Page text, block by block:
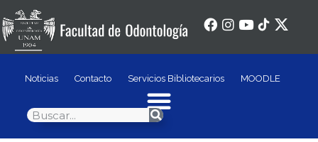
Noticias Contacto Servicios Bibliotecarios MOODLE